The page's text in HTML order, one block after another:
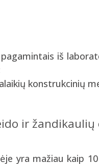
iš
konstrukcinių
ir
yra mažiau kaip